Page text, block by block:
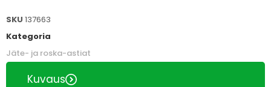
SKU 137663
Kategoria
Jäte- ja roska-astiat
Kuvaus